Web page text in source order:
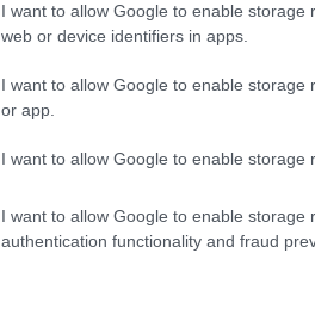
I want to allow Google to enable storage
web or device identifiers in apps.
I want to allow Google to enable storage
or app.
I want to allow Google to enable storage
I want to allow Google to enable storage
authentication functionality and fraud
Τετάρτη,
υγεία
Ξέρουμε
άσκησης